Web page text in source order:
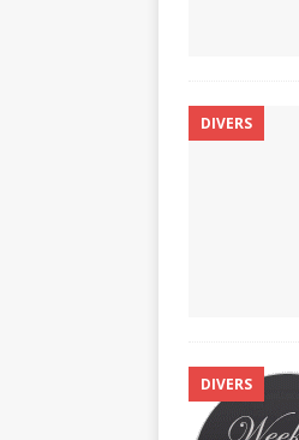
DIVERS
DIVERS